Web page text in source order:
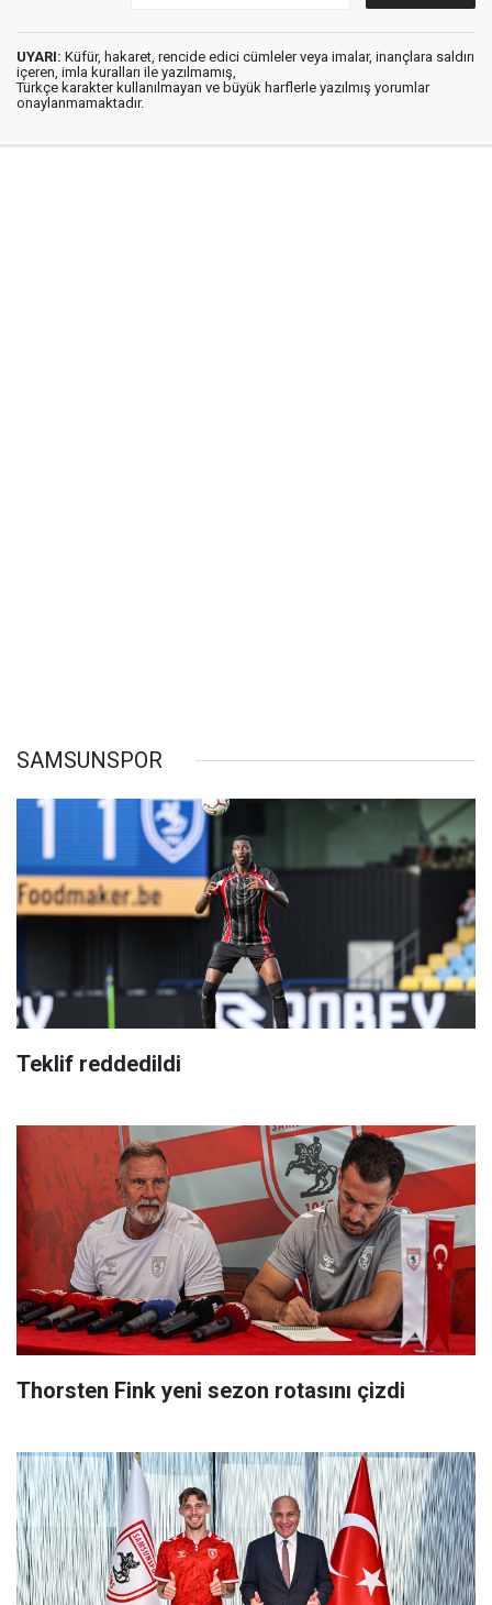
UYARI: Küfür, hakaret, rencide edici cümleler veya imalar, inançlara saldırı
içeren, imla kuralları ile yazılmamış,
Türkçe karakter kullanılmayan ve büyük harflerle yazılmış yorumlar
onaylanmamaktadır.
SAMSUNSPOR
Teklif reddedildi
Thorsten Fink yeni sezon rotasını çizdi